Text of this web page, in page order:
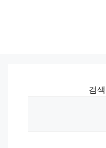
검색